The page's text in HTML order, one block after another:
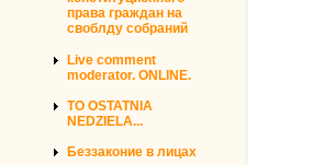
права граждан на
своблду собраний
Live comment
moderator. ONLINE.
TO OSTATNIA
NEDZIELA...
Беззаконие в лицах